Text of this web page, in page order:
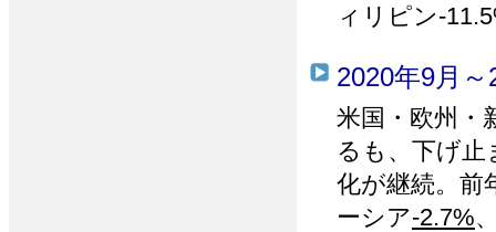
ィリピン-
2020年9月
米国・欧州・
るも、下げ
化が継続。前
ーシア-2.7%